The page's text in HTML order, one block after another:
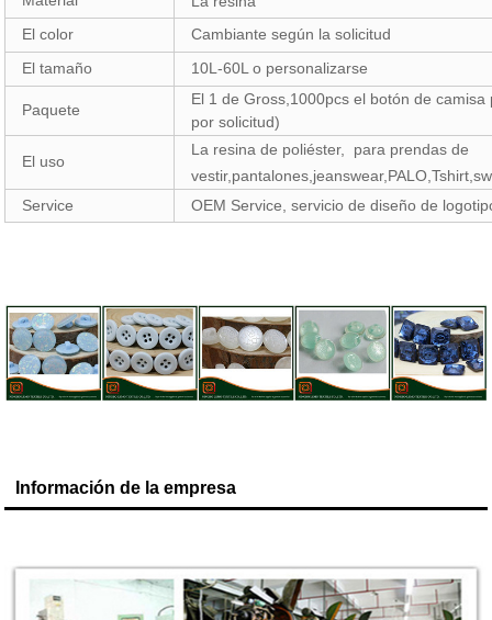
El color
Cambiante según la solicitud
El tamaño
10L-60L o personalizarse
Paquete
El 1 de Gross,1000pcs el botón de
por solicitud)
El uso
La resina de poliéster,
para prendas de
Service
OEM Service, servicio de diseño de
Información de la empresa